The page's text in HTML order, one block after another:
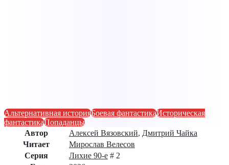
Альтернативная историяБоевая фантастикаИсторическая
фантастикаПопаданцы
Автор
Алексей Вязовский, Дмитрий Чайка
Читает
Мирослав Велесов
Серия
Лихие 90-е # 2